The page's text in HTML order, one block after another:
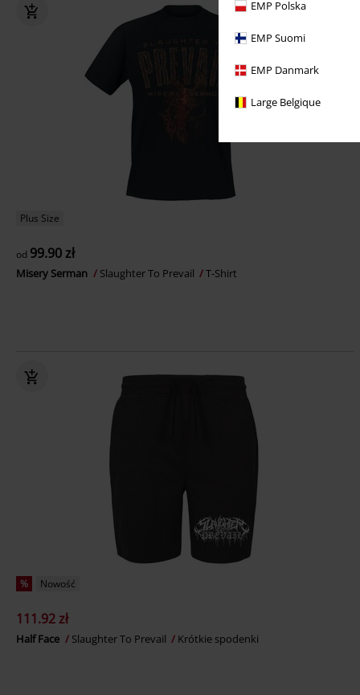
EMP Polska
EMP Suomi
EMP Danmark
Large Belgique
Plus Size
od 99.90 zł
Misery Serman Slaughter To Prevail T-Shirt
% Nowość
111.92 zł
Half Face Slaughter To Prevail Krótkie spodenki